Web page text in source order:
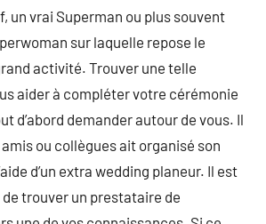
un vrai Superman ou plus souvent
sur laquelle repose le
activité. Trouver une telle
aider à compléter votre cérémonie
d’abord demander autour de vous. Il
ou collègues ait organisé son
d’un extra wedding planeur. Il est
trouver un prestataire de